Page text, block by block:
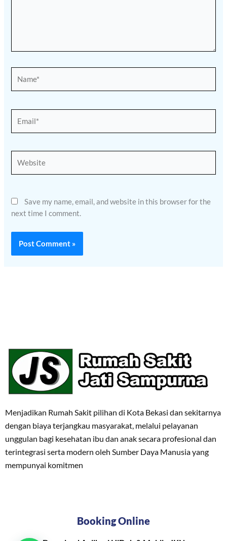
Save my name, email, and website in this browser for the
next time I comment.
Menjadikan Rumah Sakit pilihan di Kota Bekasi dan sekitarnya
dengan biaya terjangkau masyarakat, melalui pelayanan
unggulan bagi kesehatan ibu dan anak secara profesional dan
terintegrasi serta modern oleh Sumber Daya Manusia yang
mempunyai komitmen
Booking Online